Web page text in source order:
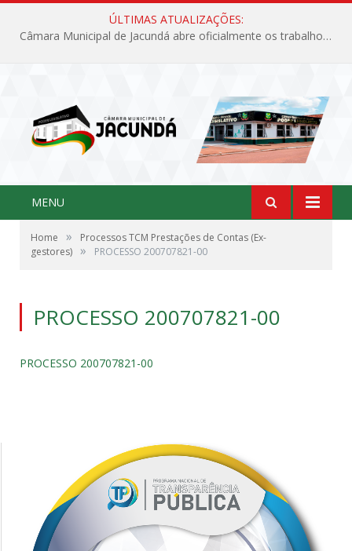
ÚLTIMAS ATUALIZAÇÕES:
Câmara Municipal de Jacundá abre oficialmente os trabalhos legislativos de 2026
MENU
Home »
Processos TCM Prestações de Contas (Ex-
gestores) » PROCESSO 200707821-00
PROCESSO 200707821-00
PROCESSO 200707821-00